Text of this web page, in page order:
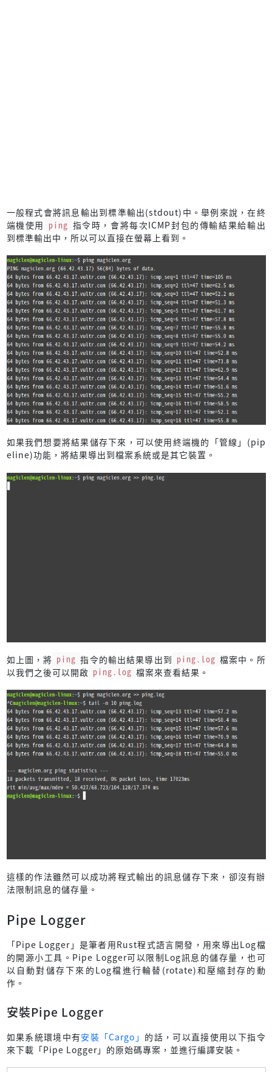
一般程式會將訊息輸出到標準輸出(stdout)中。舉例來說，在終
端機使用 ping 指令時，會將每次ICMP封包的傳輸結果給輸出
到標準輸出中，所以可以直接在螢幕上看到。
如果我們想要將結果儲存下來，可以使用終端機的「管線」(pip
eline)功能，將結果導出到檔案系統或是其它裝置。
如上圖，將 ping 指令的輸出結果導出到 ping.log 檔案中。所
以我們之後可以開啟 ping.log 檔案來查看結果。
這樣的作法雖然可以成功將程式輸出的訊息儲存下來，卻沒有辦
法限制訊息的儲存量。
Pipe Logger
「Pipe Logger」是筆者用Rust程式語言開發，用來導出Log檔
的開源小工具。Pipe Logger可以限制Log訊息的儲存量，也可
以自動對儲存下來的Log檔進行輪替(rotate)和壓縮封存的動
作。
安裝Pipe Logger
如果系統環境中有安裝「Cargo」 的話，可以直接使用以下指令
來下載「Pipe Logger」的原始碼專案，並進行編譯安裝。